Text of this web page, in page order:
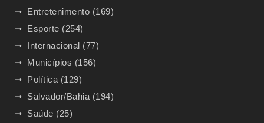
Entretenimento (169)
Esporte (254)
Internacional (77)
Municípios (156)
Política (129)
Salvador/Bahia (194)
Saúde (25)